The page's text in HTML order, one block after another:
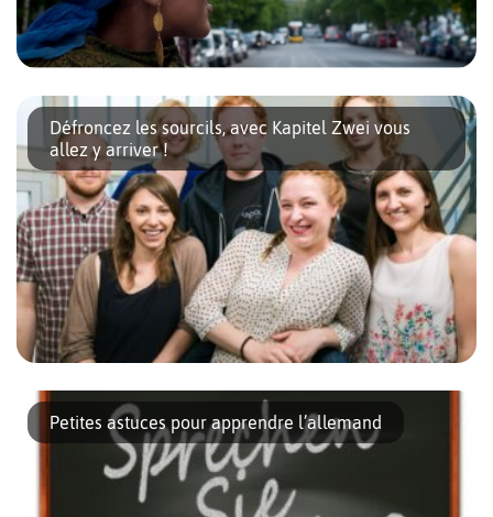
Depuis plus de trente ans Action Séjours fait voyager des milliers
de personnes avec un mot d’ordre : Apprendre en s’amusant.
Des séjours qui s’articulent autour de la découverte et […]
Défroncez les sourcils, avec Kapitel Zwei vous
allez y arriver !
Apprendre l’allemand près de la Spree au centre de Berlin
Débutants, intermédiaires ou confirmés en allemand, c’est avec
professionnalisme et convivialité que Kapitel Zwei Berlin vous
propose de tout vous […]
Petites astuces pour apprendre l’allemand